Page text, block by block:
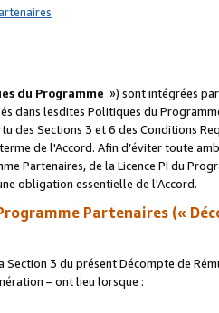
du Programme ») sont intégrées
dans lesdites Politiques du
Sections 3 et 6 des Conditions
de l'Accord. Afin d’éviter toute
Partenaires, de la Licence PI du
obligation essentielle de l'Accord.
Partenaires («
3 du présent Décompte de
– ont lieu lorsque :